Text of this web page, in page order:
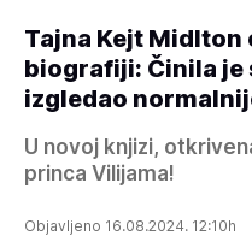
Tajna Kejt
biografiji: Činila je
izgledao
U novoj knjizi,
princa Vilijama!
Objavljeno 16.08.2024. 12:10h